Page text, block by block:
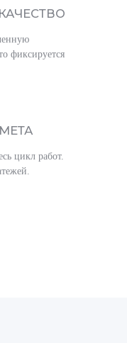
фиксируется
цикл работ.